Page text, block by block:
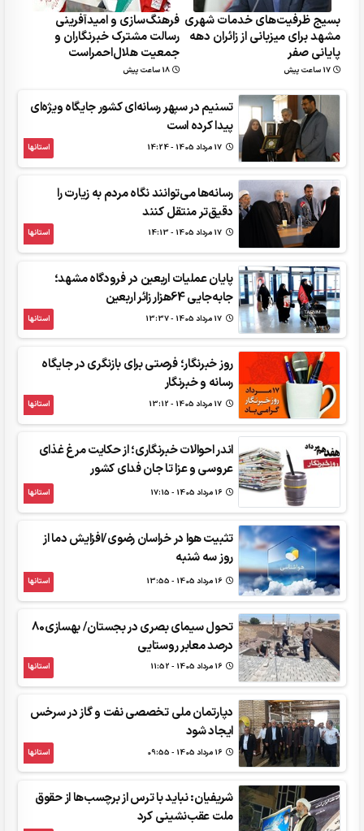
بسیج ظرفیت‌های خدمات شهری
مشهد برای میزبانی از زائران دهه
پایانی صفر
17 ساعت پیش
فرهنگ‌سازی و امیدآفرینی
رسالت‌ مشترک خبرنگاران و
جمعیت هلال‌احمراست
18 ساعت پیش
تسنیم در سپهر رسانه‌ای کشور جایگاه ویژه‌ای
پیدا کرده است
استانها
رسانه‌ها می‌توانند نگاه مردم به زیارت را
دقیق‌تر منتقل کنند
استانها
پایان عملیات اربعین در فرودگاه مشهد؛
جابه‌جایی 64هزار زائر اربعین
استانها
روز خبرنگار؛ فرصتی برای بازنگری در جایگاه
رسانه و خبرنگار
استانها
اندر احوالات خبرنگاری؛ از حکایت مرغ غذای
عروسی و عزا تا جان فدای کشور
استانها
تثبیت هوا در خراسان رضوی/افزایش دما از
روز سه شنبه
استانها
تحول سیمای بصری در بجستان/ بهسازی80
درصد معابر روستایی
استانها
‌دپارتمان ملی تخصصی نفت و گاز در سرخس
ایجاد شود
استانها
شریفیان: نباید با ترس از برچسب‌ها از حقوق
ملت عقب‌نشینی کرد